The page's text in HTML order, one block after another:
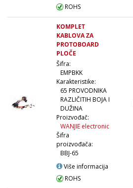
ROHS
KOMPLET
KABLOVA ZA
PROTOBOARD
PLOČE
Šifra:
EMPBKK
Karakteristike:
65 PROVODNIKA
RAZLIČITIH BOJA I
DUŽINA
Proizvođač:
WANJIE electronic
Šifra
proizvođača:
BBJ-65
Više informacija
ROHS